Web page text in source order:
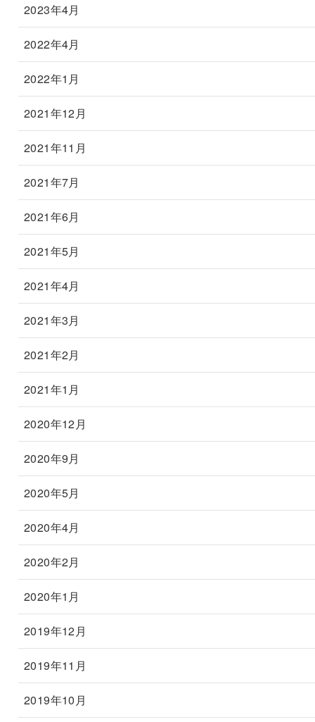
2023年4月
2022年4月
2022年1月
2021年12月
2021年11月
2021年7月
2021年6月
2021年5月
2021年4月
2021年3月
2021年2月
2021年1月
2020年12月
2020年9月
2020年5月
2020年4月
2020年2月
2020年1月
2019年12月
2019年11月
2019年10月